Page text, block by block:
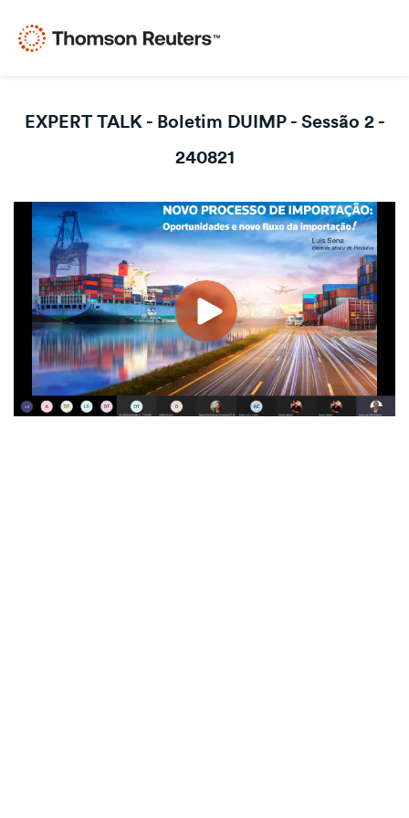
EXPERT TALK - Boletim DUIMP - Sessão 2 -
240821